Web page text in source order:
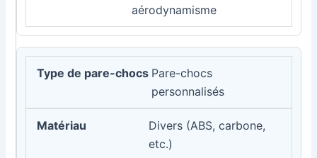
aérodynamisme
Pare-chocs
personnalisés
Divers (ABS, carbone,
etc.)